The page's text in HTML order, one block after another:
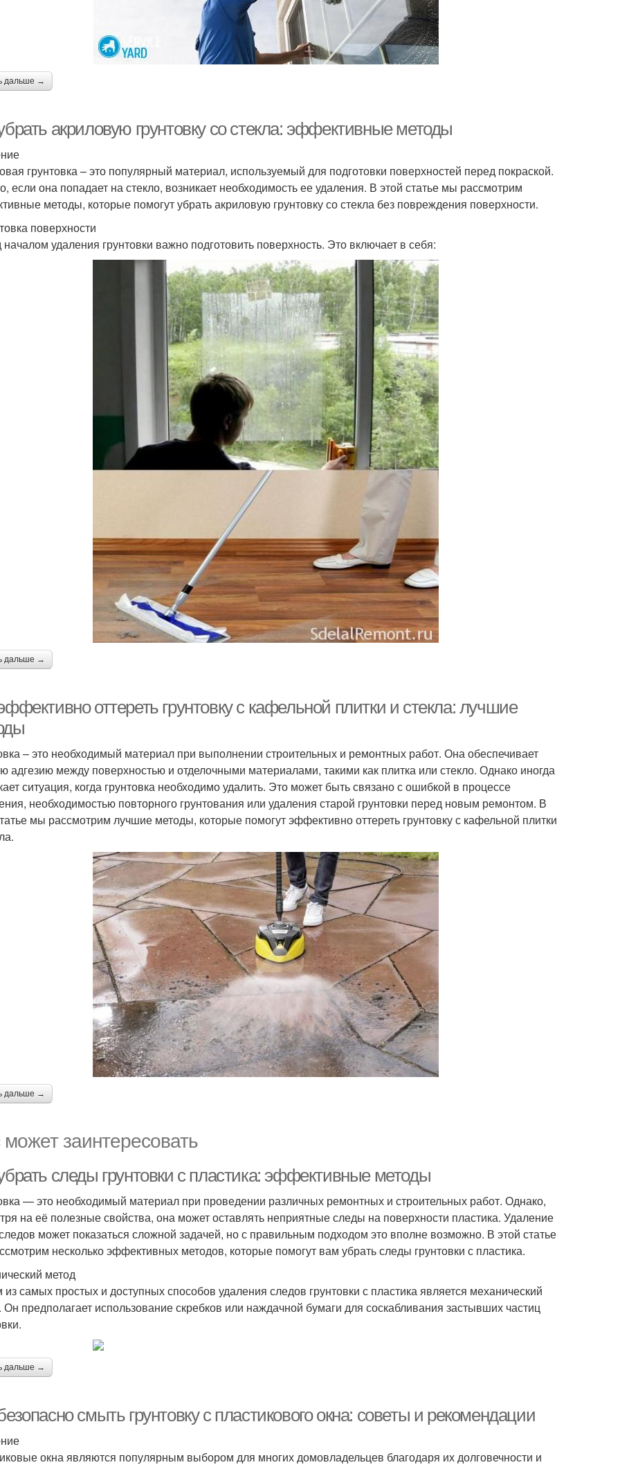
дальше →
акриловую грунтовку со стекла: эффективные методы
грунтовка – это популярный материал, используемый для подготовки поверхностей перед покраской.
если она попадает на стекло, возникает необходимость ее удаления. В этой статье мы рассмотрим
методы, которые помогут убрать акриловую грунтовку со стекла без повреждения поверхности.
поверхности
удаления грунтовки важно подготовить поверхность. Это включает в себя:
дальше →
оттереть грунтовку с кафельной плитки и стекла: лучшие
– это необходимый материал при выполнении строительных и ремонтных работ. Она обеспечивает
адгезию между поверхностью и отделочными материалами, такими как плитка или стекло. Однако иногда
ситуация, когда грунтовка необходимо удалить. Это может быть связано с ошибкой в процессе
необходимостью повторного грунтования или удаления старой грунтовки перед новым ремонтом. В
мы рассмотрим лучшие методы, которые помогут эффективно оттереть грунтовку с кафельной плитки
дальше →
заинтересовать
следы грунтовки с пластика: эффективные методы
— это необходимый материал при проведении различных ремонтных и строительных работ. Однако,
на её полезные свойства, она может оставлять неприятные следы на поверхности пластика. Удаление
может показаться сложной задачей, но с правильным подходом это вполне возможно. В этой статье
несколько эффективных методов, которые помогут вам убрать следы грунтовки с пластика.
метод
самых простых и доступных способов удаления следов грунтовки с пластика является механический
Он предполагает использование скребков или наждачной бумаги для соскабливания застывших частиц
дальше →
смыть грунтовку с пластикового окна: советы и рекомендации
окна являются популярным выбором для многих домовладельцев благодаря их долговечности и